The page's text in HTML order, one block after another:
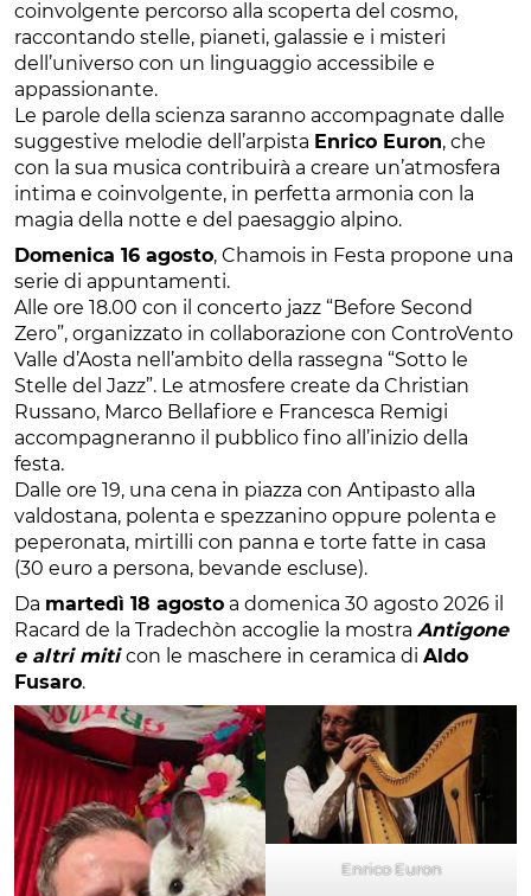
coinvolgente percorso alla scoperta del cosmo,
raccontando stelle, pianeti, galassie e i misteri
dell’universo con un linguaggio accessibile e
appassionante.
Le parole della scienza saranno accompagnate dalle
suggestive melodie dell’arpista Enrico Euron, che
con la sua musica contribuirà a creare un’atmosfera
intima e coinvolgente, in perfetta armonia con la
magia della notte e del paesaggio alpino.
Domenica 16 agosto, Chamois in Festa propone una
serie di appuntamenti.
Alle ore 18.00 con il concerto jazz “Before Second
Zero”, organizzato in collaborazione con ControVento
Valle d’Aosta nell’ambito della rassegna “Sotto le
Stelle del Jazz”. Le atmosfere create da Christian
Russano, Marco Bellafiore e Francesca Remigi
accompagneranno il pubblico fino all’inizio della
festa.
Dalle ore 19, una cena in piazza con Antipasto alla
valdostana, polenta e spezzanino oppure polenta e
peperonata, mirtilli con panna e torte fatte in casa
(30 euro a persona, bevande escluse).
Da martedì 18 agosto a domenica 30 agosto 2026 il
Racard de la Tradechòn accoglie la mostra Antigone
e altri miti con le maschere in ceramica di Aldo
Fusaro.
Enrico Euron